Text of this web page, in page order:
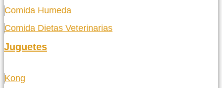
Comida Humeda
Comida Dietas Veterinarias
Juguetes
Kong